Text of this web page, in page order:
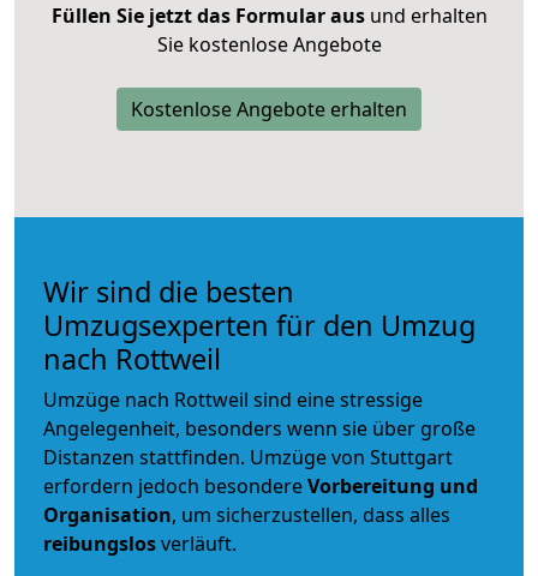
Füllen Sie jetzt das Formular ausund erhalten
Sie kostenlose Angebote
Kostenlose Angebote erhalten
Wir sind die besten
Umzugsexperten für den Umzug
nach Rottweil
Umzüge nach Rottweil sind eine stressige
Angelegenheit, besonders wenn sie über große
Distanzen stattfinden. Umzüge von Stuttgart
erfordern jedoch besondereVorbereitung und
Organisation, um sicherzustellen, dass alles
reibungslosverläuft.